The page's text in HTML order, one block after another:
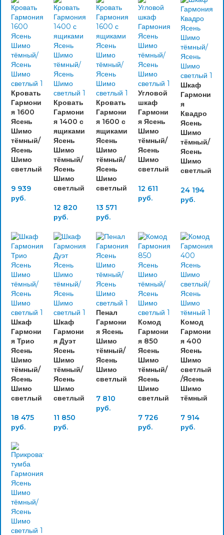
Кровать
Гармони
я 1600
Ясень
Шимо
тёмный/
Ясень
Шимо
светлый
9 939
руб.
Кровать
Гармони
я 1400 с
ящиками
Ясень
Шимо
тёмный/
Ясень
Шимо
светлый
12 820
руб.
Кровать
Гармони
я 1600 с
ящиками
Ясень
Шимо
тёмный/
Ясень
Шимо
светлый
13 571
руб.
Угловой
шкаф
Гармони
я Ясень
Шимо
тёмный/
Ясень
Шимо
светлый
12 611
руб.
Шкаф
Гармони
я
Квадро
Ясень
Шимо
тёмный/
Ясень
Шимо
светлый
24 194
руб.
Шкаф
Гармони
я Трио
Ясень
Шимо
тёмный/
Ясень
Шимо
светлый
18 475
руб.
Шкаф
Гармони
я Дуэт
Ясень
Шимо
тёмный/
Ясень
Шимо
светлый
11 850
руб.
Пенал
Гармони
я Ясень
Шимо
тёмный/
Ясень
Шимо
светлый
7 810
руб.
Комод
Гармони
я 850
Ясень
Шимо
тёмный/
Ясень
Шимо
светлый
7 726
руб.
Комод
Гармони
я 400
Ясень
Шимо
светлый
/Ясень
Шимо
тёмный
7 914
руб.